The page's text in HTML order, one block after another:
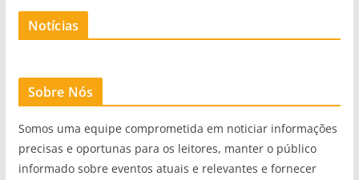
Notícias
Sobre Nós
Somos uma equipe comprometida em noticiar informações
precisas e oportunas para os leitores, manter o público
informado sobre eventos atuais e relevantes e fornecer